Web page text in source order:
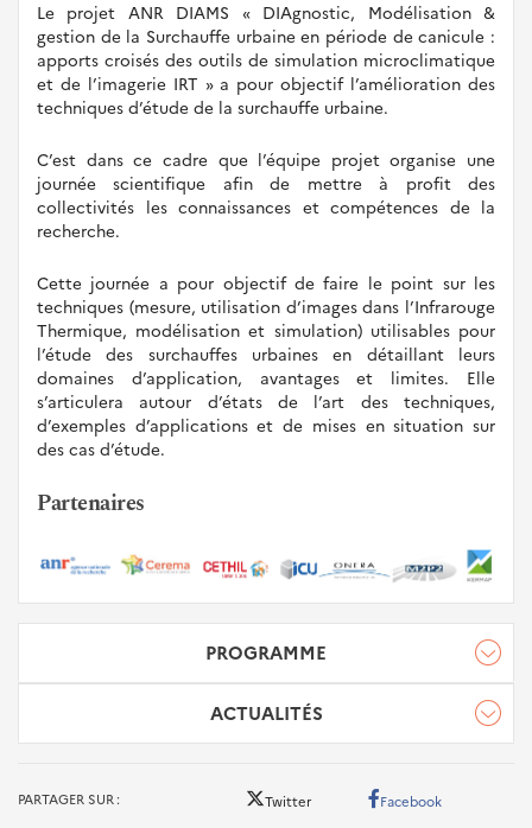
Le projet ANR DIAMS « DIAgnostic, Modélisation &
gestion de la Surchauffe urbaine en période de canicule :
apports croisés des outils de simulation microclimatique
et de l’imagerie IRT » a pour objectif l’amélioration des
techniques d’étude de la surchauffe urbaine.
C’est dans ce cadre que l’équipe projet organise une
journée scientifique afin de mettre à profit des
collectivités les connaissances et compétences de la
recherche.
Cette journée a pour objectif de faire le point sur les
techniques (mesure, utilisation d’images dans l’Infrarouge
Thermique, modélisation et simulation) utilisables pour
l’étude des surchauffes urbaines en détaillant leurs
domaines d’application, avantages et limites. Elle
s’articulera autour d’états de l’art des techniques,
d’exemples d’applications et de mises en situation sur
des cas d’étude.
Partenaires
PROGRAMME
Programme de la journée DIAMS
ACTUALITÉS
PARTAGER SUR Twitter Facebook